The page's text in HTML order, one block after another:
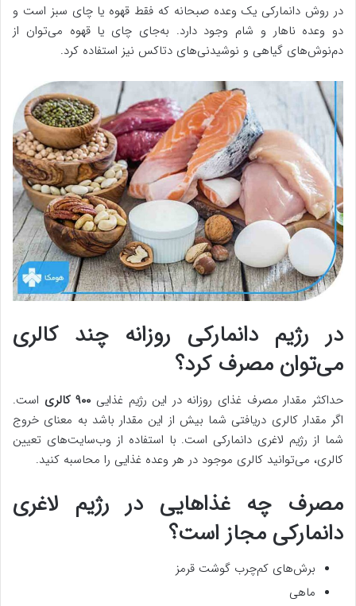
در روش دانمارکی یک وعده صبحانه که فقط قهوه یا چای سبز است و
دو وعده ناهار و شام وجود دارد. به‌جای چای یا قهوه می‌توان از
دم‌نوش‌های گیاهی و نوشیدنی‌های دتاکس نیز استفاده کرد.
در رژیم دانمارکی روزانه چند کالری
می‌توان مصرف کرد؟
حداکثر مقدار مصرف غذای روزانه در این رژیم غذایی ۹۰۰ کالری
است.
اگر مقدار کالری دریافتی شما بیش از این مقدار باشد به معنای خروج
شما از رژیم لاغری دانمارکی است. با استفاده از وب‌سایت‌های تعیین
کالری، می‌توانید کالری موجود در هر وعده غذایی را محاسبه کنید.
مصرف چه غذاهایی در رژیم لاغری
دانمارکی مجاز است؟
برش‌های کم‌چرب گوشت قرمز
ماهی